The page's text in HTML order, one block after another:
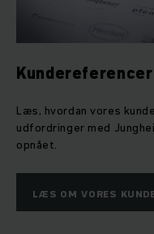
Kundereferencer
Læs, hvordan vores
udfordringer med
opnået.
LÆS OM VORES